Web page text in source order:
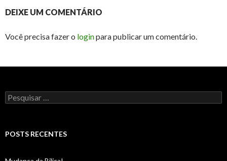
DEIXE UM COMENTÁRIO
Você precisa fazer o loginpara publicar um comentário.
Pesquisar
por:
POSTS RECENTES